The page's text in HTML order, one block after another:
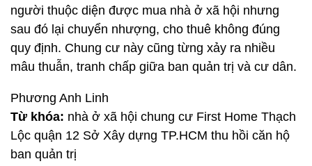
người thuộc diện được mua nhà ở xã hội nhưng
sau đó lại chuyển nhượng, cho thuê không đúng
quy định. Chung cư này cũng từng xảy ra nhiều
mâu thuẫn, tranh chấp giữa ban quản trị và cư dân.
Phương Anh Linh
Từ khóa: nhà ở xã hội chung cư First Home Thạch
Lộc quận 12 Sở Xây dựng TP.HCM thu hồi căn hộ
ban quản trị